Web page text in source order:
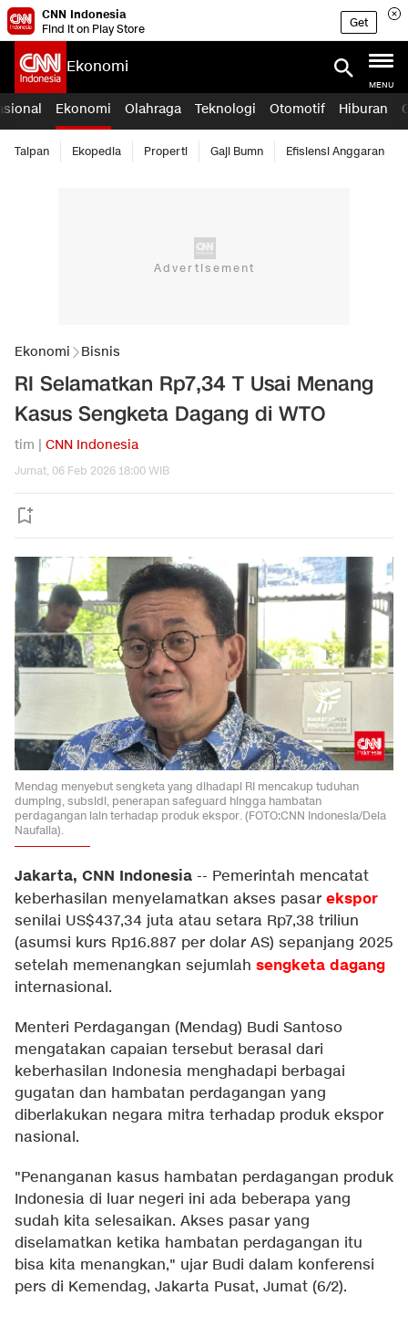
CNN Indonesia
Find it on Play Store
Get
Ekonomi
MENU
Ekonomi Olahraga Teknologi Otomotif Hiburan
Taipan Ekopedia Properti Gaji Bumn Efisiensi Anggaran
Ekonomi Bisnis
RI Selamatkan Rp7,34 T Usai Menang
Kasus Sengketa Dagang di WTO
tim | CNN Indonesia
Jumat, 06 Feb 2026 18:00 WIB
Mendag menyebut sengketa yang dihadapi RI mencakup tuduhan
dumping, subsidi, penerapan safeguard hingga hambatan
perdagangan lain terhadap produk ekspor. (FOTO:CNN Indonesia/Dela
Naufalia).
Jakarta, CNN Indonesia -- Pemerintah mencatat
keberhasilan menyelamatkan akses pasar ekspor
senilai US$437,34 juta atau setara Rp7,38 triliun
(asumsi kurs Rp16.887 per dolar AS) sepanjang 2025
setelah memenangkan sejumlah sengketa dagang
internasional.
Menteri Perdagangan (Mendag) Budi Santoso
mengatakan capaian tersebut berasal dari
keberhasilan Indonesia menghadapi berbagai
gugatan dan hambatan perdagangan yang
diberlakukan negara mitra terhadap produk ekspor
nasional.
"Penanganan kasus hambatan perdagangan produk
Indonesia di luar negeri ini ada beberapa yang
sudah kita selesaikan. Akses pasar yang
diselamatkan ketika hambatan perdagangan itu
bisa kita menangkan," ujar Budi dalam konferensi
pers di Kemendag, Jakarta Pusat, Jumat (6/2).